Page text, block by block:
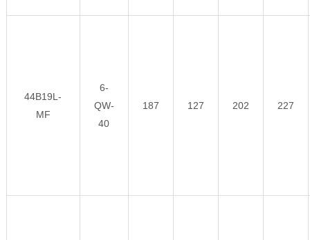
44B19L-
MF
6-
QW-
40
187 127 202 227